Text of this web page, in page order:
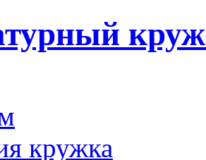
кружка